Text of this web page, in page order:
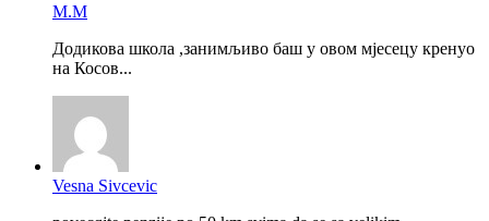
М.М
Додикова школа ,занимљиво баш у овом мјесецу кренуо
на Косов...
Vesna Sivcevic